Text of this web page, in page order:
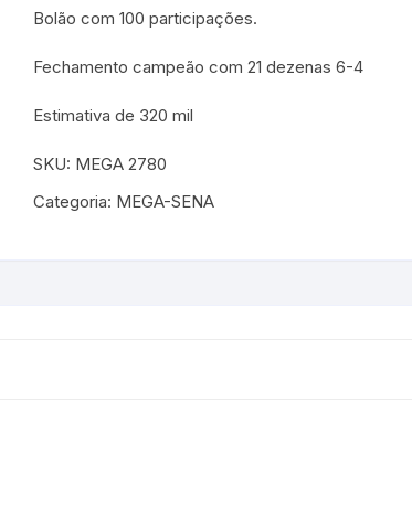
era: é:
Bolão com 100 participações.
Fechamento campeão com 21 dezenas 6-4
Estimativa de 320 mil
SKU: MEGA 2780
Categoria: MEGA-SENA